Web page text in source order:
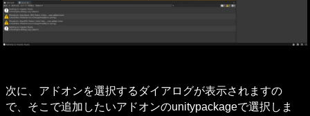
次に、アドオンを選択するダイアログが表示されますの
で、そこで追加したいアドオンのunitypackageで選択しま